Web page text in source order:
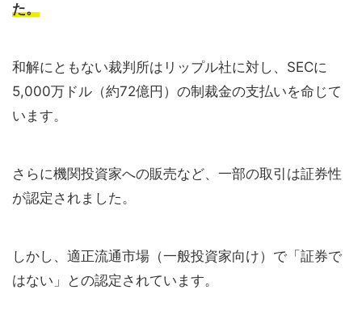
た。
和解にともない裁判所はリップル社に対し、SECに
5,000万ドル（約72億円）の制裁金の支払いを命じて
います。
さらに機関投資家への販売など、一部の取引は証券性
が認定されました。
しかし、適正流通市場（一般投資家向け）で「証券で
はない」との認定されています。